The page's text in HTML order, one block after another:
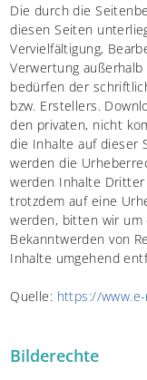
Die durch die
diesen Seiten
Vervielfältigung,
Verwertung
bedürfen der
bzw. Erstellers.
den privaten, nicht
die Inhalte auf dieser
werden die
werden Inhalte Dritter
trotzdem auf eine
werden, bitten wir um
Bekanntwerden von
Inhalte umgehend
Quelle: https://
Bilderechte